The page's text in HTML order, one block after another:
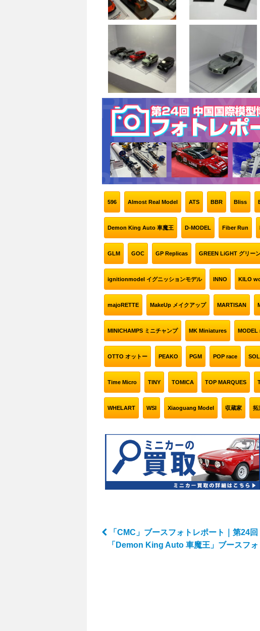
596 Almost Real Model ATS BBR Bliss
Demon King Auto 車魔王 D-MODEL Fiber Run
GLM GOC GP Replicas GREEN LiGHT グリー
ignitionmodel イグニッションモデル INNO KILO
majoRETTE MakeUp メイクアップ MARTISAN
MINICHAMPS ミニチャンプ MK Miniatures MODEL
OTTO オットー PEAKO PGM POP race
Time Micro TINY TOMICA TOP MARQUES
WHELART WSI Xiaoguang Model 収蔵家 拓
Post navigation
「CMC」ブースフォトレポート｜第24
「Demon King Auto 車魔王」ブースフ